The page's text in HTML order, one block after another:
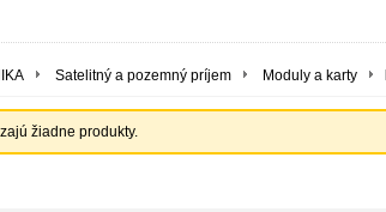
Satelitný a pozemný príjem Moduly a karty
žiadne produkty.